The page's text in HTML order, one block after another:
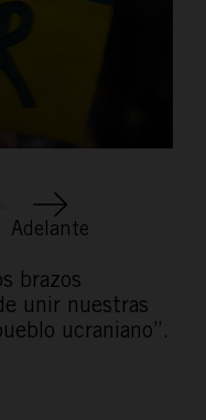
Adelante
brazos
unir nuestras
ucraniano”.